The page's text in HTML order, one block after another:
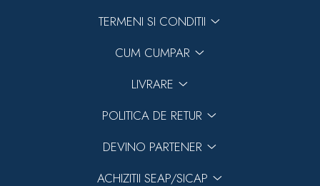
TERMENI SI CONDITII
CUM CUMPAR
LIVRARE
POLITICA DE RETUR
DEVINO PARTENER
ACHIZITII SEAP/SICAP